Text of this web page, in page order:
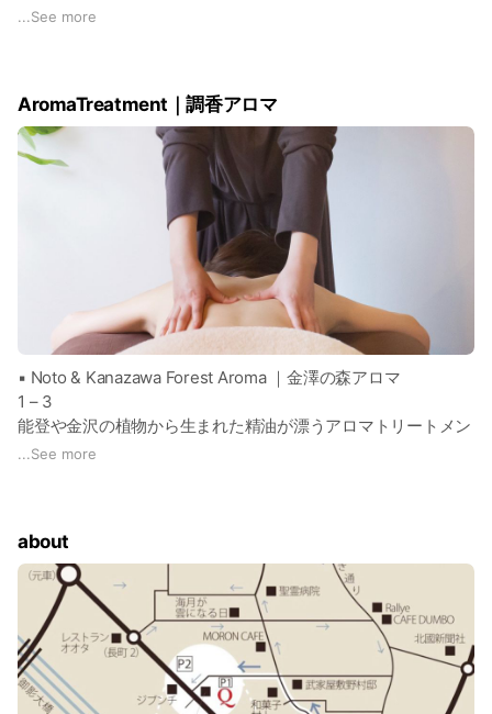
軸）・ Qui Jeunesse（再生)
詳細は予約ページでご案内しております。
...See more
AromaTreatment｜調香アロマ
▪️ Noto & Kanazawa Forest Aroma ｜金澤の森アロマ
1 – 3
能登や金沢の植物から生まれた精油が漂うアロマトリートメン
ト。
内側から整うような静かなひとときをお過ごしいただきます。
詳細は予約ページでご案内しております。
...See more
about